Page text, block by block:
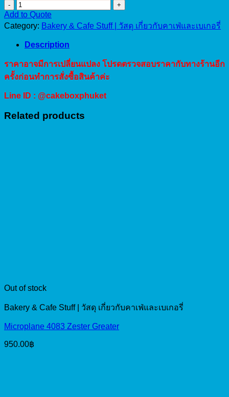
ลวด
มัด
ปาก
ลาย
quantity
Add to Quote
Category: Bakery & Cafe Stuff | วัสดุ เกี่ยวกับคาเฟ่และเบเกอรี่
Description
ราคาอาจมีการเปลี่ยนแปลง โปรดตรวจสอบราคากับทางร้านอีก
ครั้งก่อนทำการสั่งซื้อสินค้าค่ะ
Line ID : @cakeboxphuket
Related products
Out of stock
Bakery & Cafe Stuff | วัสดุ เกี่ยวกับคาเฟ่และเบเกอรี่
Microplane 4083 Zester Greater
950.00฿